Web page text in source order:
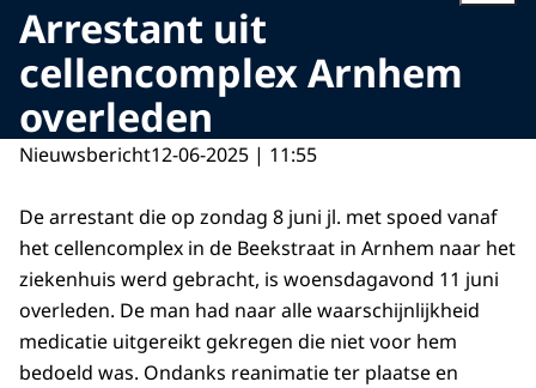
Arrestant uit
cellencomplex Arnhem
overleden
Nieuwsbericht12-06-2025 | 11:55
De arrestant die op zondag 8 juni jl. met spoed vanaf
het cellencomplex in de Beekstraat in Arnhem naar het
ziekenhuis werd gebracht, is woensdagavond 11 juni
overleden. De man had naar alle waarschijnlijkheid
medicatie uitgereikt gekregen die niet voor hem
bedoeld was. Ondanks reanimatie ter plaatse en